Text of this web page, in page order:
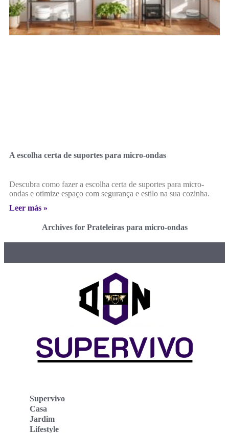
A escolha certa de suportes para micro-ondas
Descubra como fazer a escolha certa de suportes para micro-
ondas e otimize espaço com segurança e estilo na sua cozinha.
Leer más »
Archives for Prateleiras para micro-ondas
Supervivo
Casa
Jardim
Lifestyle